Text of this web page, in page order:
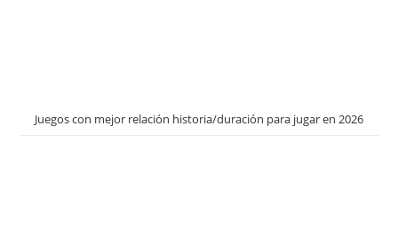
Juegos con mejor relación historia/duración para jugar en 2026